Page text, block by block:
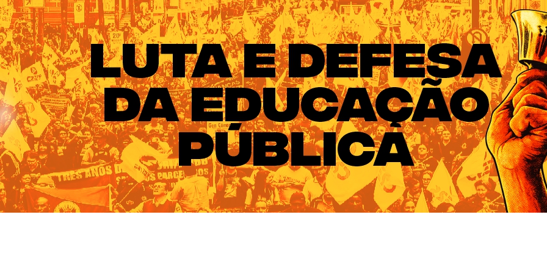
do Rio Grande do Sul